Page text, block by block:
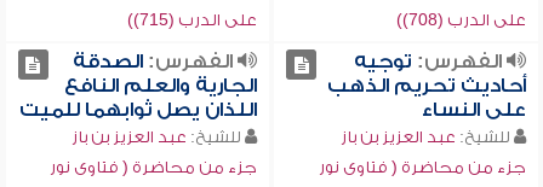
على الدرب (708))
على الدرب (715))
الفهرس: توجيه
أحاديث تحريم الذهب
على النساء
للشيخ: عبد العزيز بن باز
جزء من محاضرة ( فتاوى نور
الفهرس:الصدقة
الجارية والعلم النافع
اللذان يصل ثوابهما للميت
للشيخ: عبد العزيز بن باز
جزء من محاضرة ( فتاوى نور